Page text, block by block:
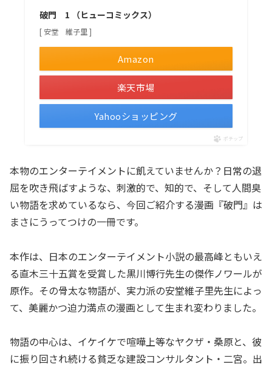
破門 1 （ヒューコミックス）
[ 安堂 維子里 ]
Amazon
楽天市場
Yahooショッピング
ポチップ
本物のエンターテイメントに飢えていませんか？日常の退
屈を吹き飛ばすような、刺激的で、知的で、そして人間臭
い物語を求めているなら、今回ご紹介する漫画『破門』は
まさにうってつけの一冊です。
本作は、日本のエンターテイメント小説の最高峰ともいえ
る直木三十五賞を受賞した黒川博行先生の傑作ノワールが
原作。その骨太な物語が、実力派の安堂維子里先生によっ
て、美麗かつ迫力満点の漫画として生まれ変わりました。
物語の中心は、イケイケで喧嘩上等なヤクザ・桑原と、彼
に振り回され続ける貧乏な建設コンサルタント・二宮。出